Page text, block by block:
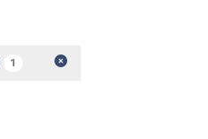
1